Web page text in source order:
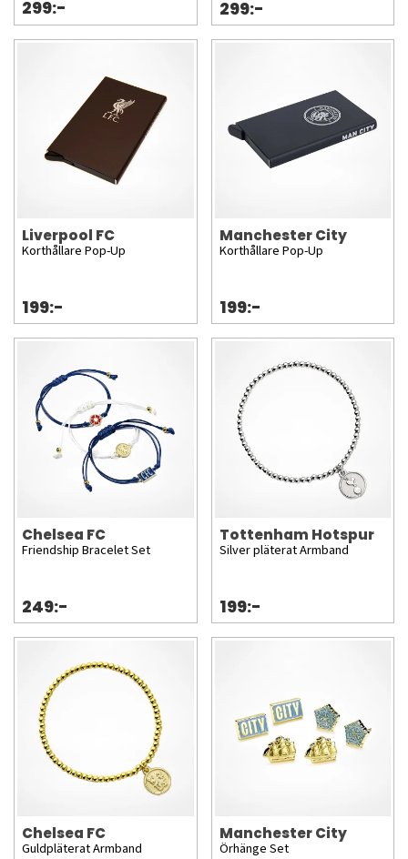
299:- 299:-
Liverpool FC
Korthållare Pop-Up
199:-
Manchester City
Korthållare Pop-Up
199:-
Chelsea FC
Friendship Bracelet Set
249:-
Tottenham Hotspur
Silver pläterat Armband
199:-
Chelsea FC
Guldpläterat Armband
Manchester City
Örhänge Set